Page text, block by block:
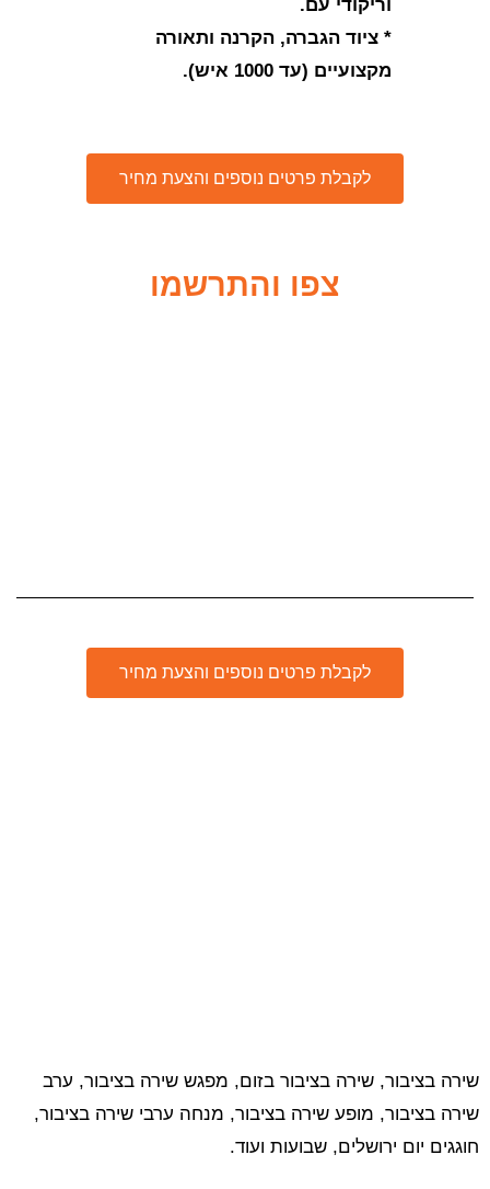
וריקודי עם.
* ציוד הגברה, הקרנה ותאורה
מקצועיים (עד 1000 איש).
לקבלת פרטים נוספים והצעת מחיר
צפו והתרשמו
לקבלת פרטים נוספים והצעת מחיר
שירה בציבור, שירה בציבור בזום, מפגש שירה בציבור, ערב
שירה בציבור, מופע שירה בציבור, מנחה ערבי שירה בציבור,
חוגגים יום ירושלים, שבועות ועוד.